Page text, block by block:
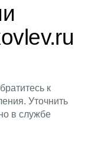
к
Уточнить
в службе